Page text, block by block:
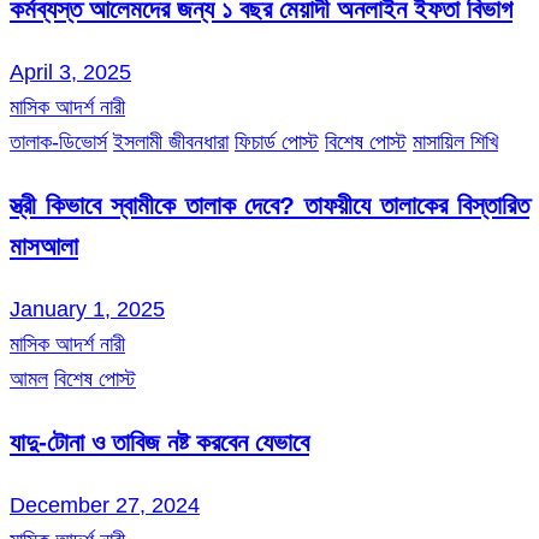
কর্মব্যস্ত আলেমদের জন্য ১ বছর মেয়াদী অনলাইন ইফতা বিভাগ
April 3, 2025
মাসিক আদর্শ নারী
তালাক-ডিভোর্স ইসলামী জীবনধারা ফিচার্ড পোস্ট বিশেষ পোস্ট মাসায়িল শিখি
স্ত্রী কিভাবে স্বামীকে তালাক দেবে? তাফয়ীযে তালাকের বিস্তারিত
মাসআলা
January 1, 2025
মাসিক আদর্শ নারী
আমল বিশেষ পোস্ট
যাদু-টোনা ও তাবিজ নষ্ট করবেন যেভাবে
December 27, 2024